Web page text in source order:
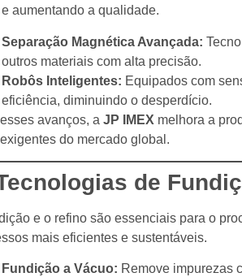
aumentando a qualidade.
Separação Magnética Avançada:
outros materiais com alta precisão.
Robôs Inteligentes: Equipados com
eficiência, diminuindo o desperdício.
avanços, a JP IMEX melhora a
do mercado global.
de
e o refino são essenciais para o
mais eficientes e sustentáveis.
Fundição a Vácuo: Remove impurezas